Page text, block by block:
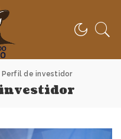
Perfil de investidor